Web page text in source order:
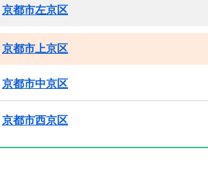
京都市左京区
京都市上京区
京都市中京区
京都市西京区